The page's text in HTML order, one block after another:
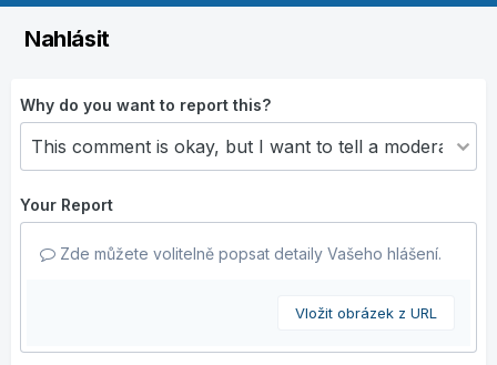
Nahlásit
Why do you want to report this?
Your Report
Zde můžete volitelně popsat detaily Vašeho hlášení.
Vložit obrázek z URL